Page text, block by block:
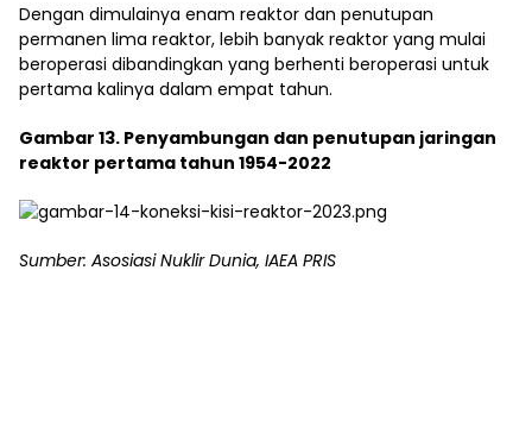
Dengan dimulainya enam reaktor dan penutupan
permanen lima reaktor, lebih banyak reaktor yang mulai
beroperasi dibandingkan yang berhenti beroperasi untuk
pertama kalinya dalam empat tahun.
Gambar 13. Penyambungan dan penutupan jaringan
reaktor pertama tahun 1954-2022
Sumber: Asosiasi Nuklir Dunia, IAEA PRIS